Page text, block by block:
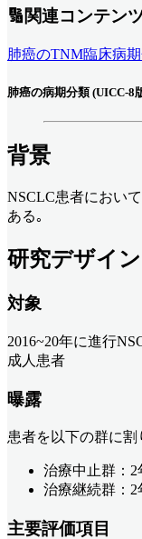
🔢関連コンテン
肺癌のTNM臨床病
肺癌の病期分類 (UICC-8
背景
NSCLC患者におい
ある｡
研究デザイン
対象
2016~20年に進行
成人患者
曝露
患者を以下の群に割
治療中止群：2
治療継続群：
主要評価項目